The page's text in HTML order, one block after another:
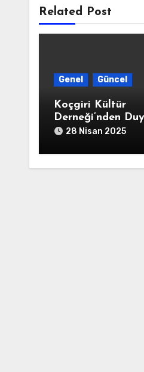
Related Post
Genel Güncel
Koçgiri Kültür
Derneği’nden
Değerli dostlar,
Belgeleriyle
TARİHİ”
28 Nisan 2025